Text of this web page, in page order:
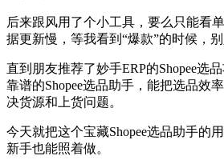
后来跟风用了个小工具，要么只能看
据更新慢，等我看到“爆款”的时候，别
直到朋友推荐了妙手ERP的Shopee选
靠谱的Shopee选品助手，能把选品效
决货源和上货问题。
今天就把这个宝藏Shopee选品助手的
新手也能照着做。